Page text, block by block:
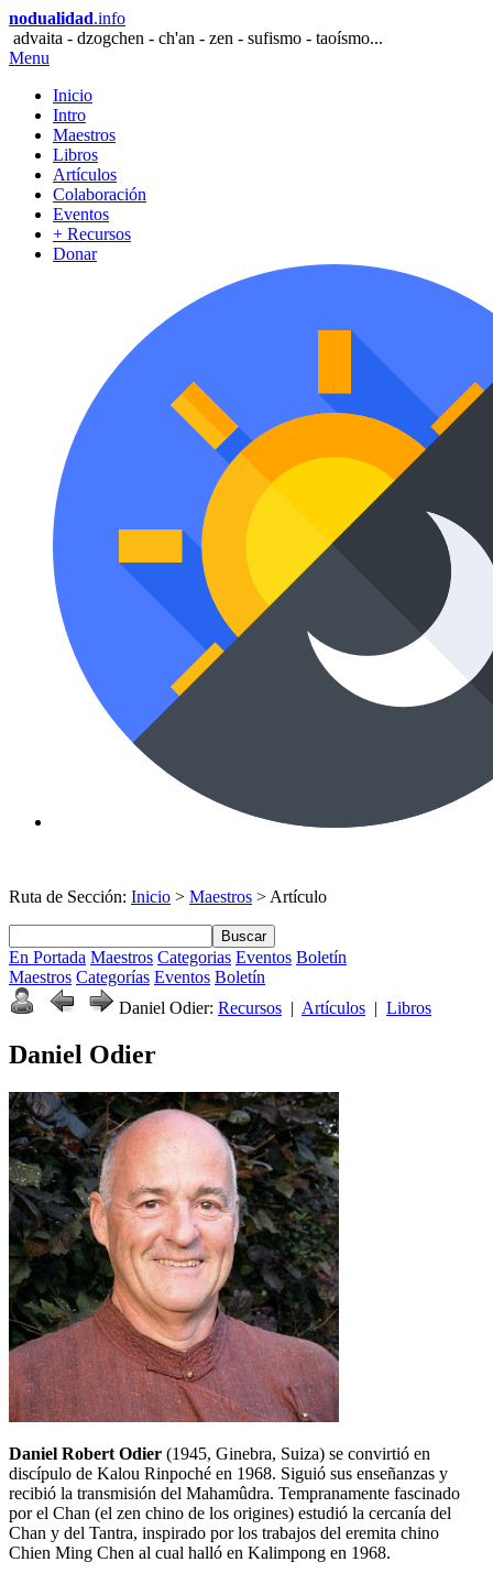
nodualidad.info
advaita - dzogchen - ch'an - zen - sufismo - taoísmo...
Menu
Inicio
Intro
Maestros
Libros
Artículos
Colaboración
Eventos
+ Recursos
Donar
Ruta de Sección: Inicio > Maestros > Artículo
Buscar
En Portada Maestros Categorias Eventos Boletín
Maestros Categorías Eventos Boletín
Daniel Odier: Recursos | Artículos | Libros
Daniel Odier
Daniel Robert Odier (1945, Ginebra, Suiza) se convirtió en
discípulo de Kalou Rinpoché en 1968. Siguió sus enseñanzas y
recibió la transmisión del Mahamûdra. Tempranamente fascinado
por el Chan (el zen chino de los origines) estudió la cercanía del
Chan y del Tantra, inspirado por los trabajos del eremita chino
Chien Ming Chen al cual halló en Kalimpong en 1968.